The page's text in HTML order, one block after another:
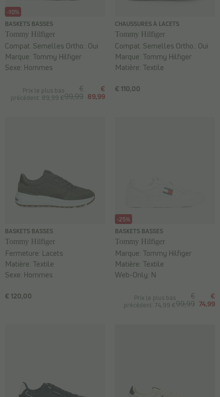
-10%
BASKETS BASSES
Tommy Hilfiger
Prix le plus bas
précédent: 89,99 €
€
99,99
€
89,99
Compat. Semelles Ortho.: Oui
Marque: Tommy Hilfiger
Sexe: Hommes
CHAUSSURES À LACETS
Tommy Hilfiger
€ 110,00
Compat. Semelles Ortho.: Oui
Marque: Tommy Hilfiger
Matière: Textile
BASKETS BASSES
Tommy Hilfiger
€ 120,00
Fermeture: Lacets
Matière: Textile
Sexe: Hommes
-25%
BASKETS BASSES
Tommy Hilfiger
Prix le plus bas
précédent: 74,99 €
€
99,99
€
74,99
Marque: Tommy Hilfiger
Matière: Textile
Web-Only: N